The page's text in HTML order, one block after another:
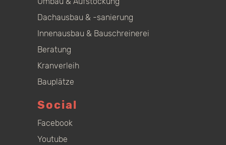
Dachausbau & -sanierung
Innenausbau & Bauschreinerei
Beratung
Kranverleih
Bauplätze
Social
Facebook
Youtube